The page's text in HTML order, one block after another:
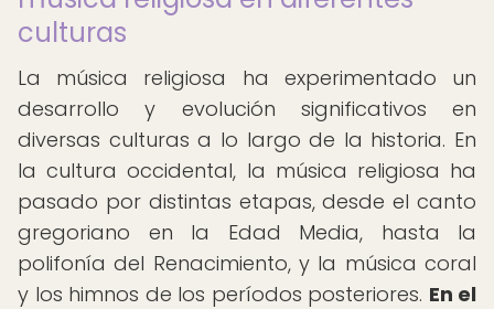
culturas
La música religiosa ha experimentado un
desarrollo y evolución significativos en
diversas culturas a lo largo de la historia. En
la cultura occidental, la música religiosa ha
pasado por distintas etapas, desde el canto
gregoriano en la Edad Media, hasta la
polifonía del Renacimiento, y la música coral
y los himnos de los períodos posteriores. En el